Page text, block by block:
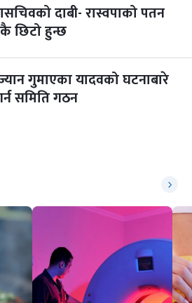
दाबी- रास्वपाको पतन
छिटो हुन्छ
गुमाएका यादवको घटनाबारे
समिति गठन